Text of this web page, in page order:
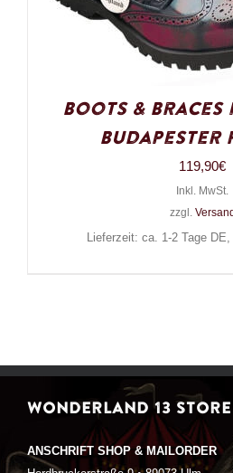
Boots & Braces
Budapester
119,90€
Inkl. MwSt.
zzgl. Versand
Lieferzeit: ca. 1-2 Tage
WONDERLAND 13 STORE
ANSCHRIFT SHOP & MAILORDER